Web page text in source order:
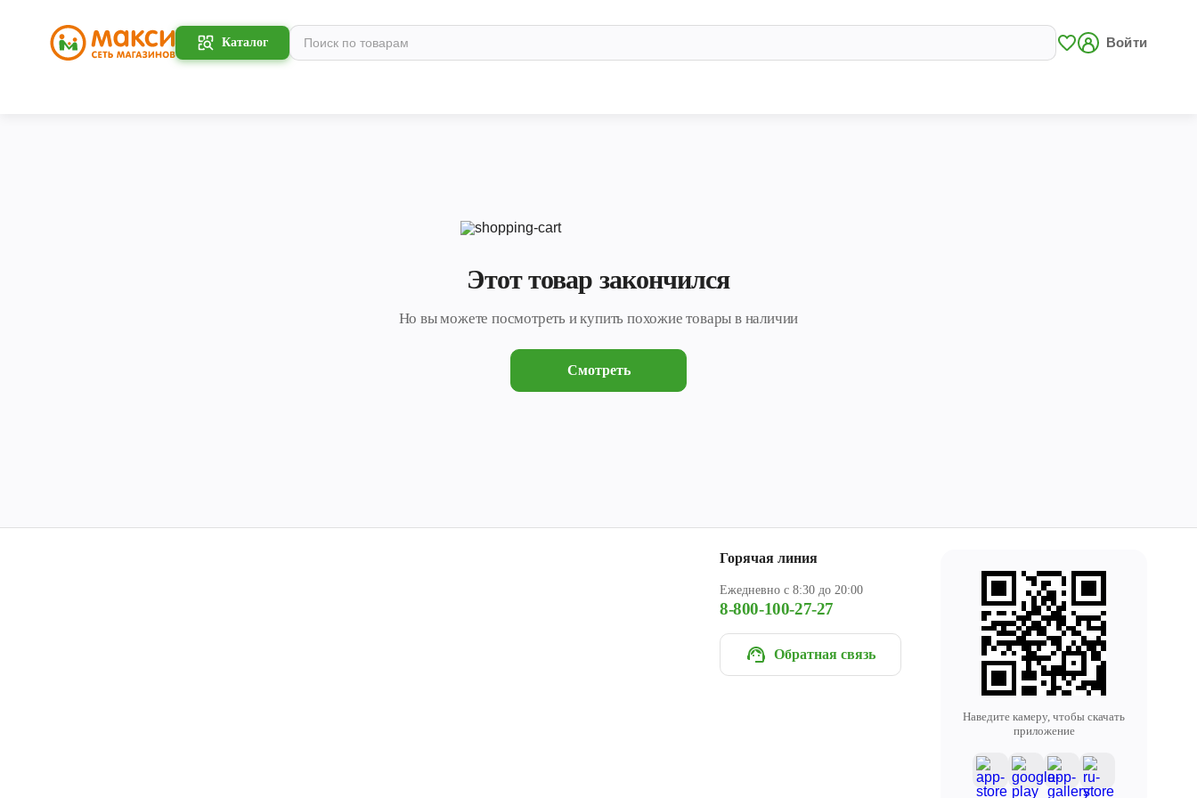
Каталог Войти
Этот товар закончился
Но вы можете посмотреть и купить похожие товары в наличии
Смотреть
Горячая линия
Ежедневно с 8:30 до 20:00
8-800-100-27-27
Обратная связь
Наведите камеру, чтобы скачать
приложение